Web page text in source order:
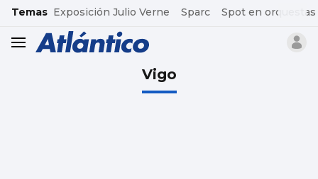
common.go-to-content
Temas Exposición Julio Verne Sparc Spot en orquestas
header.menu.open
Vigo